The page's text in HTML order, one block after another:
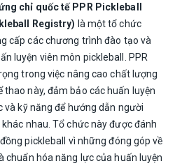
chỉ quốc tế PPR Pickleball
Registry) là một tổ chức
cấp các chương trình đào tạo và
luyện viên môn pickleball. PPR
trong việc nâng cao chất lượng
thao này, đảm bảo các huấn luyện
và kỹ năng để hướng dẫn người
nhau. Tổ chức này được đánh
pickleball vì những đóng góp về
chuẩn hóa năng lực của huấn luyện